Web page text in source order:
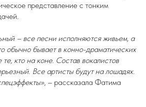
представление с тонким
– все песни исполняются живьем, а
обычно бывает в конно-драматических
кто на коне. Состав вокалистов
Все артисты будут на лошадях.
, – рассказала Фатима